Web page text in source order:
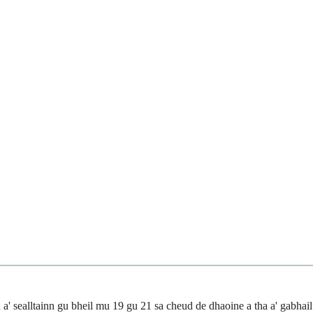
sealltainn gu bheil mu 19 gu 21 sa cheud de dhaoine a tha a' gabhail